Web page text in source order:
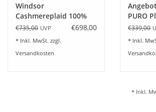
Windsor
Cashmereplaid 100%
Kaschmir 7 Farben
€735,00 UVP €698,00
* Inkl. MwSt. zzgl.
Versandkosten
PURO
€339,00
* Inkl.
* Inkl.